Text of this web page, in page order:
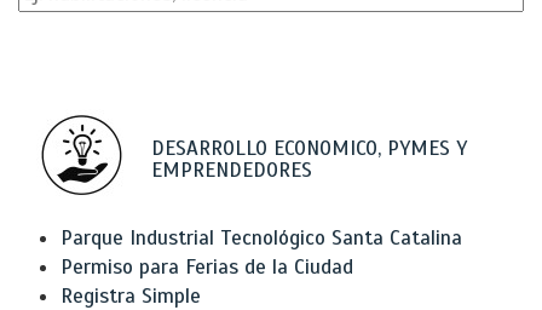
DESARROLLO ECONOMICO, PYMES Y
EMPRENDEDORES
Parque Industrial Tecnológico Santa Catalina
Permiso para Ferias de la Ciudad
Registra Simple